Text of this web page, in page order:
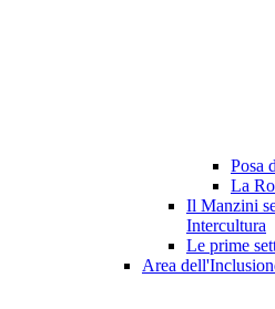
Posa
La
Il Manzini
Intercultura
Le prime
Area